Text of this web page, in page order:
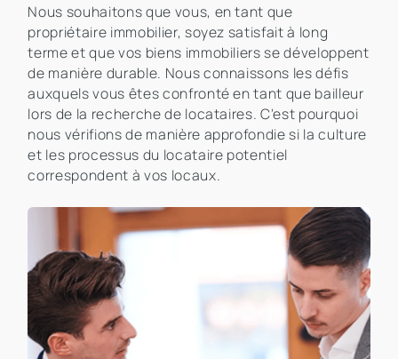
Nous souhaitons que vous, en tant que
propriétaire immobilier, soyez satisfait à long
terme et que vos biens immobiliers se développent
de manière durable. Nous connaissons les défis
auxquels vous êtes confronté en tant que bailleur
lors de la recherche de locataires. C'est pourquoi
nous vérifions de manière approfondie si la culture
et les processus du locataire potentiel
correspondent à vos locaux.